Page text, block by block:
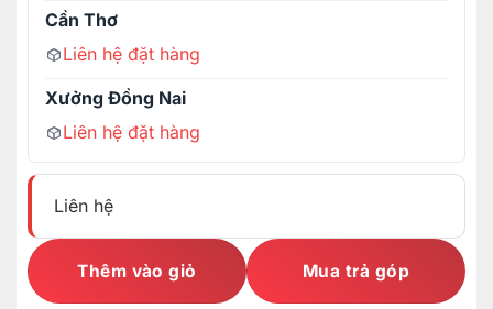
Cần Thơ
Liên hệ đặt hàng
Xưởng Đồng Nai
Liên hệ đặt hàng
Liên hệ
Thêm vào giỏ Mua trả góp